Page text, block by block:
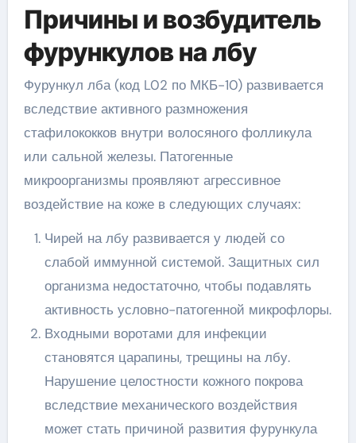
Причины и возбудитель
фурункулов на лбу
Фурункул лба (код L02 по МКБ-10) развивается
вследствие активного размножения
стафилококков внутри волосяного фолликула
или сальной железы. Патогенные
микроорганизмы проявляют агрессивное
воздействие на коже в следующих случаях:
Чирей на лбу развивается у людей со
слабой иммунной системой. Защитных сил
организма недостаточно, чтобы подавлять
активность условно-патогенной микрофлоры.
Входными воротами для инфекции
становятся царапины, трещины на лбу.
Нарушение целостности кожного покрова
вследствие механического воздействия
может стать причиной развития фурункула